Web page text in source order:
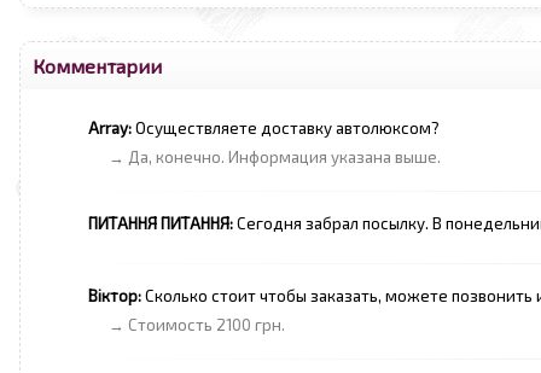
Комментарии
Array:Осуществляете доставку автолюксом?
→ Да, конечно. Информация указана выше.
ПИТАННЯ ПИТАННЯ:Сегодня забрал посылку. В
Віктор:Сколько стоит чтобы заказать, можете
→ Стоимость 2100 грн.